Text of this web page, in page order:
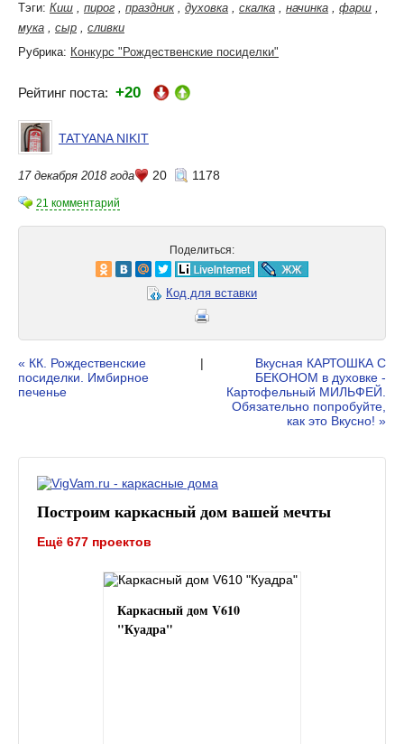
Тэги: Киш , пирог , праздник, духовка , скалка , начинка , фарш ,
мука , сыр , сливки
Рубрика: Конкурс "Рождественские посиделки"
Рейтинг поста: +20
TATYANA NIKIT
17 декабря 2018 года 20 1178
21 комментарий
Поделиться:
Код для вставки
« КК. Рождественские
посиделки. Имбирное
печенье
|
Вкусная КАРТОШКА С
БЕКОНОМ в духовке -
Картофельный МИЛЬФЕЙ.
Обязательно попробуйте,
как это Вкусно! »
Построим каркасный дом вашей мечты
Ещё 677 проектов
Каркасный дом V610
"Куадра"